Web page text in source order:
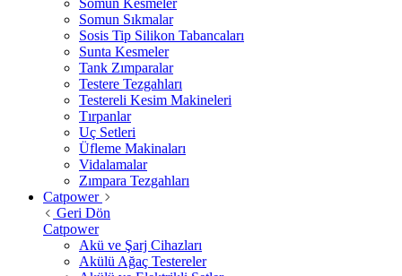
Somun Kesmeler
Somun Sıkmalar
Sosis Tip Silikon Tabancaları
Sunta Kesmeler
Tank Zımparalar
Testere Tezgahları
Testereli Kesim Makineleri
Tırpanlar
Uç Setleri
Üfleme Makinaları
Vidalamalar
Zımpara Tezgahları
Catpower
Geri Dön
Catpower
Akü ve Şarj Cihazları
Akülü Ağaç Testereler